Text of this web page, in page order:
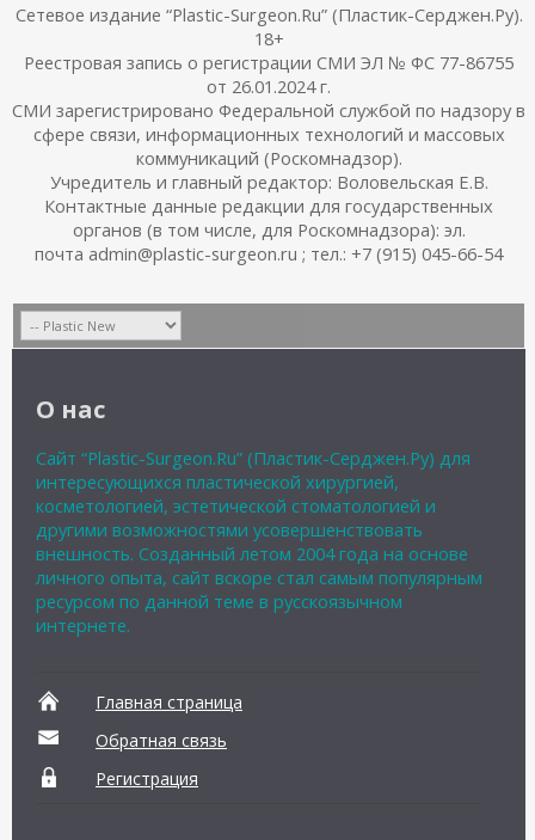
Сетевое издание “Plastic-Surgeon.Ru” (Пластик-Серджен.Ру).
18+
Реестровая запись о регистрации СМИ ЭЛ № ФС 77-86755
от 26.01.2024 г.
СМИ зарегистрировано Федеральной службой по надзору в
сфере связи, информационных технологий и массовых
коммуникаций (Роскомнадзор).
Учредитель и главный редактор: Воловельская Е.В.
Контактные данные редакции для государственных
органов (в том числе, для Роскомнадзора): эл.
почта admin@plastic-surgeon.ru ; тел.: +7 (915) 045-66-54
О нас
Сайт “Plastic-Surgeon.Ru” (Пластик-Серджен.Ру) для
интересующихся пластической хирургией,
косметологией, эстетической стоматологией и
другими возможностями усовершенствовать
внешность. Созданный летом 2004 года на основе
личного опыта, сайт вскоре стал самым популярным
ресурсом по данной теме в русскоязычном
интернете.
Главная страница
Обратная связь
Регистрация